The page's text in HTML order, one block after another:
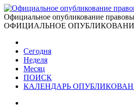
Официальное опубликование
ОФИЦИАЛЬНОЕ
Сегодня
Неделя
Месяц
ПОИСК
КАЛЕНДАРЬ